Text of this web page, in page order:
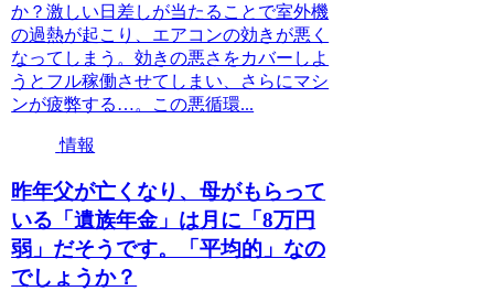
か？激しい日差しが当たることで室外機
の過熱が起こり、エアコンの効きが悪く
なってしまう。効きの悪さをカバーしよ
うとフル稼働させてしまい、さらにマシ
ンが疲弊する…。この悪循環...
情報
昨年父が亡くなり、母がもらって
いる「遺族年金」は月に「8万円
弱」だそうです。「平均的」なの
でしょうか？